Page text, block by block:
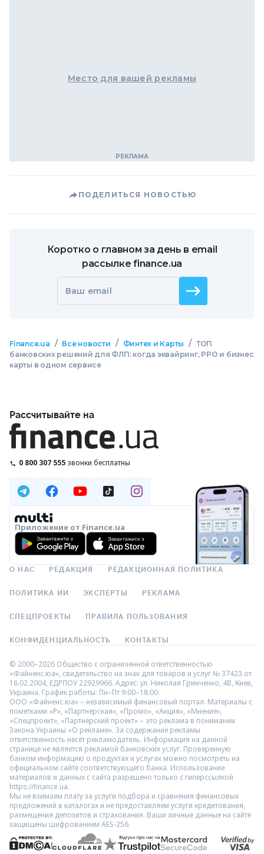
Место для вашей рекламы
ПОДЕЛИТЬСЯ НОВОСТЬЮ
Коротко о главном за день в email
рассылке finance.ua
Ваш email
Finance.ua / Все новости / Финтех и Карты / ТОП
банковских решений для ФЛП: когда эквайринг, РРО и бизнес
карты в одном сервисе
Рассчитывайте на
0 800 307 555 звонки бесплатны
Приложение от Finance.ua
О НАС РЕДАКЦИЯ РЕДАКЦИОННАЯ ПОЛИТИКА
ПОЛИТИКА ИИ ЭКСПЕРТЫ РЕКЛАМА
СПЕЦПРОЕКТЫ ПРАВИЛА ПОЛЬЗОВАНИЯ
КОНФИДЕНЦИАЛЬНОСТЬ КОНТАКТЫ
© 2000–2026 Общество с ограниченной ответственностью
«Файненс.юа», свидетельство на знак для товаров и услуг № 37423 от
16.02.2004, ЕДРПОУ 22929966. Адрес: ул. Николая Гринченко, 4В, Киев,
Украина. График работы: Пн–Пт 9:00–18:00.
ООО «Файненс.юа» – независимый финансовый портал. Материалы с
пометками «Р», «Партнёрская», «Промо», «Акция», «Мнение»,
«Спецпроект», «Партнёрский проект» – это реклама в понимании
Закона Украины «О рекламе». За содержание рекламы
ответственность несёт рекламодатель. Информация на данной
странице не является рекламой банковских услуг. Проверенную
банком информацию о продуктах и услугах можно посмотреть на
официальном сайте соответствующего банка. Использование
материалов и данных с сайта разрешено только с гиперссылкой
https://finance.ua.
Мы не взимаем плату за услуги подбора и сравнения финансовых
предложений в каталогах и не предоставляем услуги кредитования,
размещения депозитов и страхования. Ваши личные данные на сайте
защищены шифрованием AES-256.